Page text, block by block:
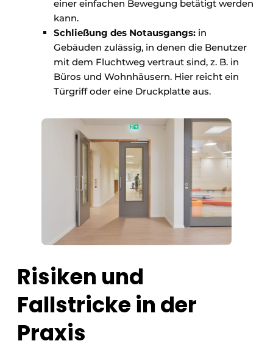
einer einfachen Bewegung betätigt werden
kann.
Schließung des Notausgangs: in
Gebäuden zulässig, in denen die Benutzer
mit dem Fluchtweg vertraut sind, z. B. in
Büros und Wohnhäusern. Hier reicht ein
Türgriff oder eine Druckplatte aus.
Risiken und
Fallstricke in der
Praxis